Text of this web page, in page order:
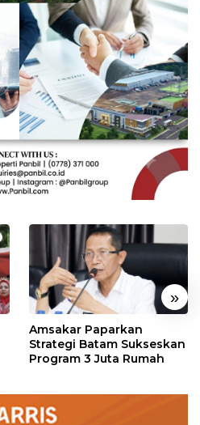
»
Amsakar Paparkan
Strategi Batam Sukseskan
Program 3 Juta Rumah